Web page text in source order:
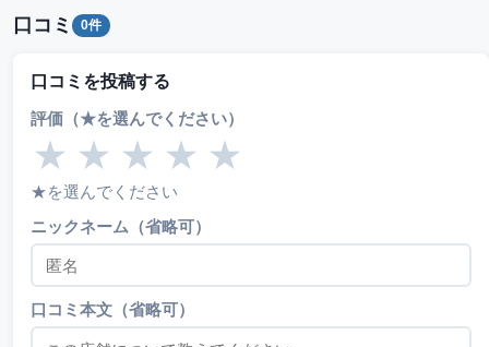
口コミ 0件
口コミを投稿する
評価（★を選んでください）
★ ★ ★ ★ ★
★を選んでください
ニックネーム（省略可）
口コミ本文（省略可）